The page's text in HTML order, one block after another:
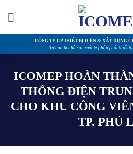
CÔNG TY CP THIẾT BỊ ĐIỆN & XÂY DỰNG
Tự hào là nhà sản xuất & phân phối thiết bị
ICOMEP HOÀN
THỐNG ĐIỆN
CHO KHU CÔNG
TP. PHỦ